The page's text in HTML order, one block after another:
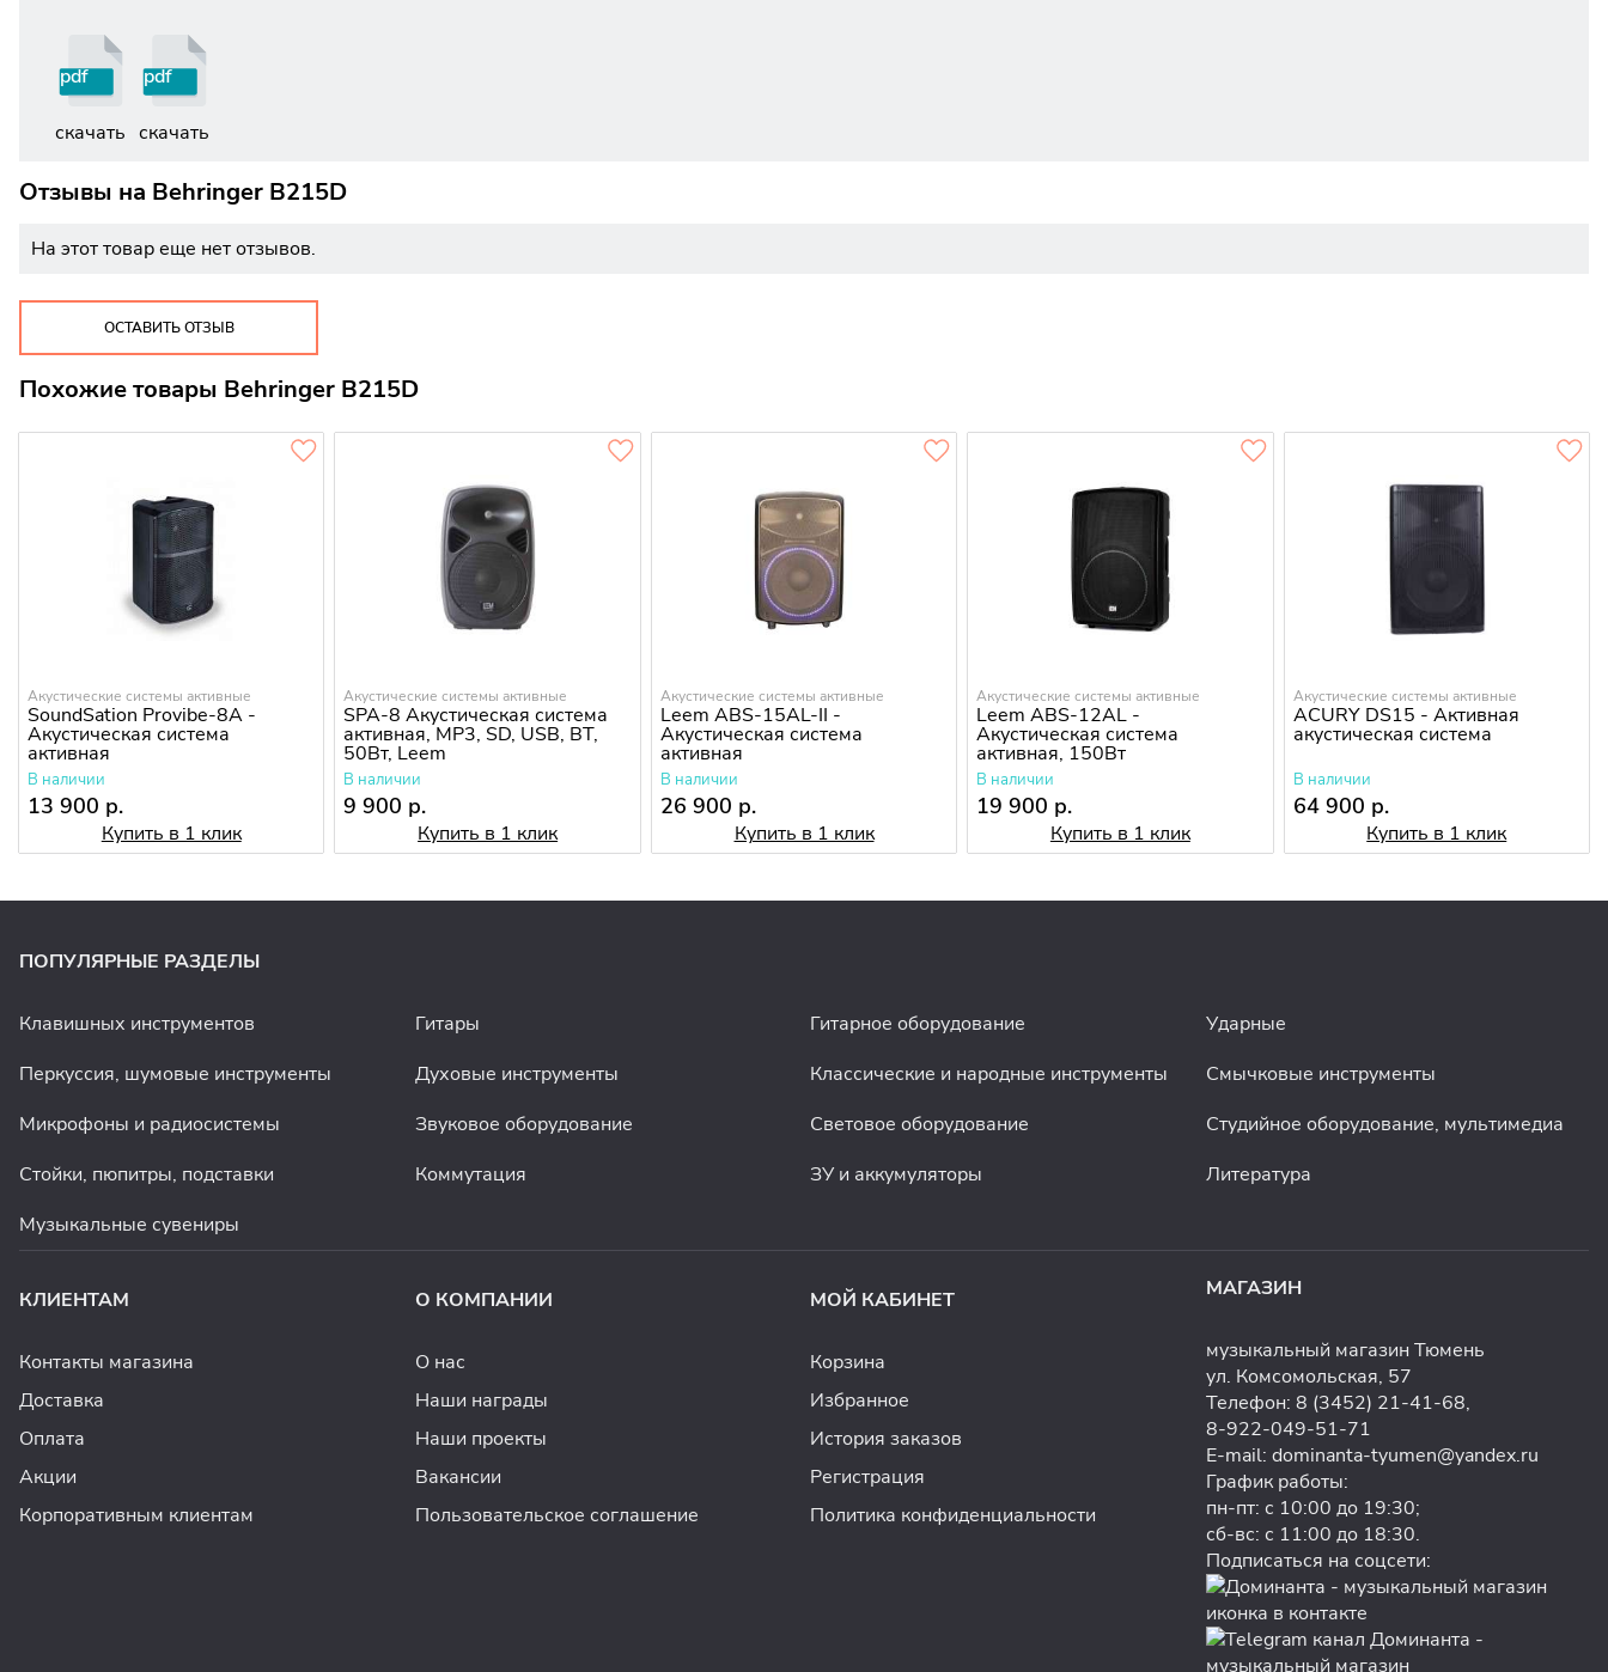
pdf
скачать
pdf
скачать
Отзывы на Behringer B215D
На этот товар еще нет отзывов.
ОСТАВИТЬ ОТЗЫВ
Похожие товары Behringer B215D
Акустические системы активные
SoundSation Provibe-8A -
Акустическая система
активная
В наличии
13 900 р.
Купить в 1 клик
Акустические системы активные
SPA-8 Акустическая система
активная, MP3, SD, USB, BT,
50Вт, Leem
В наличии
9 900 р.
Купить в 1 клик
Акустические системы активные
Leem ABS-15AL-II -
Акустическая система
активная
В наличии
26 900 р.
Купить в 1 клик
Акустические системы активные
Leem ABS-12AL -
Акустическая система
активная, 150Вт
В наличии
19 900 р.
Купить в 1 клик
Акустические системы активные
ACURY DS15 - Активная
акустическая система
В наличии
64 900 р.
Купить в 1 клик
ПОПУЛЯРНЫЕ РАЗДЕЛЫ
Клавишных инструментов Гитары Гитарное оборудование
Ударные
Перкуссия, шумовые инструменты
Духовые инструменты Классические и народные инструменты
Смычковые инструменты
Микрофоны и радиосистемы
Звуковое оборудование Световое оборудование
Студийное оборудование, мультимедиа
Стойки, пюпитры, подставки
Коммутация ЗУ и аккумуляторы
Литература
Музыкальные сувениры
КЛИЕНТАМ
Контакты магазина
Доставка
Оплата
Акции
Корпоративным клиентам
О КОМПАНИИ
О нас
Наши награды
Наши проекты
Вакансии
Пользовательское соглашение
МОЙ КАБИНЕТ
Корзина
Избранное
История заказов
Регистрация
Политика конфиденциальности
МАГАЗИН
музыкальный магазин Тюмень
ул. Комсомольская, 57
Телефон: 8 (3452) 21-41-68,
8-922-049-51-71
E-mail: dominanta-tyumen@yandex.ru
График работы:
пн-пт: с 10:00 до 19:30;
сб-вс: с 11:00 до 18:30.
Подписаться на соцсети: